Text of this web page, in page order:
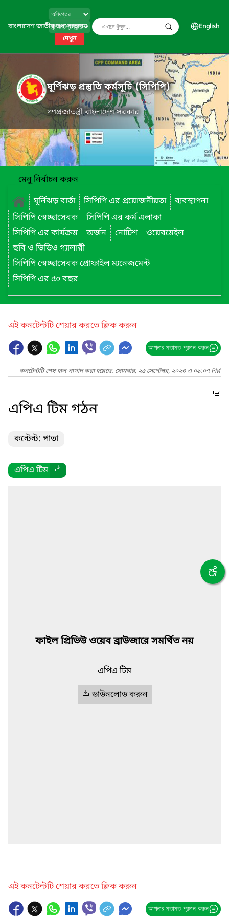
বাংলাদেশ জাতীয় তথ্য বাতায়ন
দেখুন
English
ঘূর্ণিঝড় প্রস্তুতি কর্মসূচি (সিপিপি)
গণপ্রজাতন্ত্রী বাংলাদেশ সরকার
মেনু নির্বাচন করুন
ঘূর্নিঝড় বার্তা
সিপিপি এর প্রয়োজনীয়তা
ব্যবস্থাপনা
সিপিপি স্বেচ্ছাসেবক
সিপিপি এর কর্ম এলাকা
সিপিপি এর কার্যক্রম
অর্জন নোটিশ
ওয়েবমেইল
ছবি ও ভিডিও গ্যালারী
সিপিপি স্বেচ্ছাসেবক প্রোফাইল ম্যনেজমেন্ট
সিপিপি এর ৫০ বছর
এই কনটেন্টটি শেয়ার করতে ক্লিক করুন
আপনার মতামত প্রদান করুন
কনটেন্টটি শেষ হাল-নাগাদ করা হয়েছে: সোমবার, ২৫ সেপ্টেম্বর, ২০২৩ এ ০৯:০৭ PM
এপিএ টিম গঠন
কন্টেন্ট: পাতা
এপিএ টিম
ফাইল প্রিভিউ ওয়েব ব্রাউজারে সমর্থিত নয়
এপিএ টিম
ডাউনলোড করুন
এই কনটেন্টটি শেয়ার করতে ক্লিক করুন
আপনার মতামত প্রদান করুন